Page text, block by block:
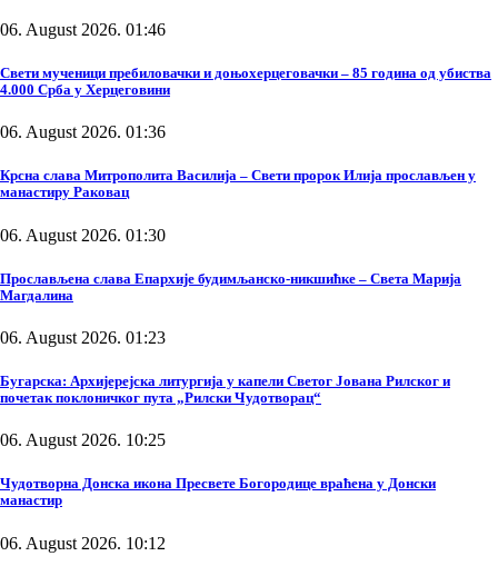
06. August 2026. 01:46
Свети мученици пребиловачки и доњохерцеговачки – 85 година од убиства
4.000 Срба у Херцеговини
06. August 2026. 01:36
Крсна слава Митрополита Василија – Свети пророк Илија прослављен у
манастиру Раковац
06. August 2026. 01:30
Прослављена слава Епархије будимљанско-никшићке – Света Марија
Магдалина
06. August 2026. 01:23
Бугарска: Архијерејска литургија у капели Светог Јована Рилског и
почетак поклоничког пута „Рилски Чудотворац“
06. August 2026. 10:25
Чудотворна Донска икона Пресвете Богородице враћена у Донски
манастир
06. August 2026. 10:12